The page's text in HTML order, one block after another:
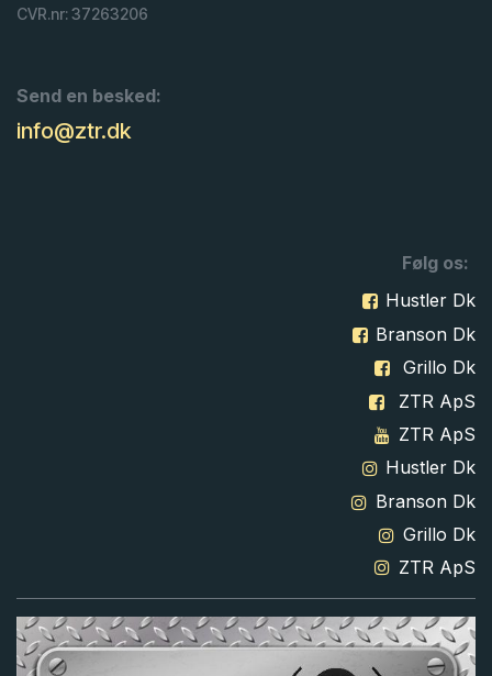
CVR.nr: 37263206
Send en besked:
info@ztr.dk
Følg os:
Hustler Dk
Branson Dk
Grillo Dk
ZTR ApS
ZTR ApS
Hustler Dk
Branson Dk
Grillo Dk
ZTR ApS